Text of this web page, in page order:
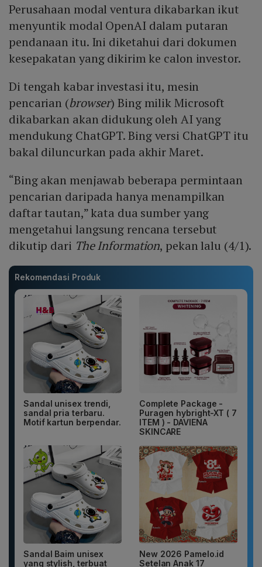
Perusahaan modal ventura dikabarkan ikut
menyuntik modal OpenAI dalam putaran
pendanaan itu. Ini diketahui dari dokumen
kesepakatan yang dikirim ke calon investor.
Di tengah kabar investasi itu, mesin
pencarian (browser) Bing milik Microsoft
dikabarkan akan didukung oleh AI yang
mendukung ChatGPT. Bing versi ChatGPT itu
bakal diluncurkan pada akhir Maret.
“Bing akan menjawab beberapa permintaan
pencarian daripada hanya menampilkan
daftar tautan,” kata dua sumber yang
mengetahui langsung rencana tersebut
dikutip dari The Information, pekan lalu (4/1).
Rekomendasi Produk
Sandal unisex trendi,
sandal pria terbaru.
Motif kartun berpendar.
Complete Package -
Puragen hybright-XT ( 7
ITEM ) - DAVIENA
SKINCARE
Sandal Baim unisex
yang stylish, terbuat
New 2026 Pamelo.id
Setelan Anak 17